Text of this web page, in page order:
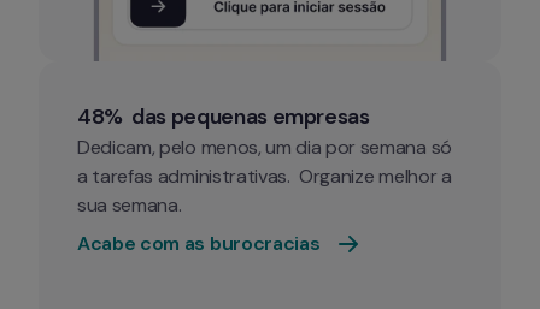
48%  das pequenas empresas
Dedicam, pelo menos, um dia por semana só
a tarefas administrativas.  Organize melhor a
sua semana.
Acabe com as burocracias